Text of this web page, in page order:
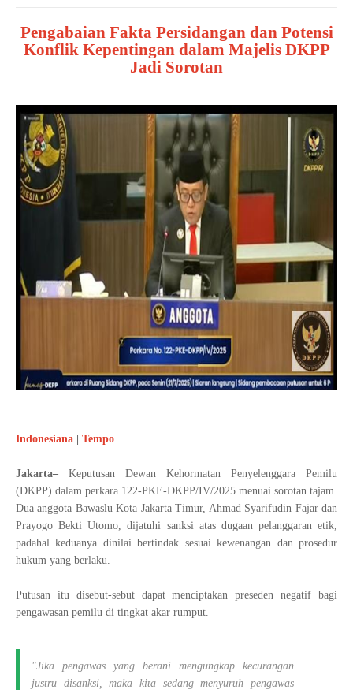
Pengabaian Fakta Persidangan dan Potensi
Konflik Kepentingan dalam Majelis DKPP
Jadi Sorotan
Indonesiana Tempo
Jakarta– Keputusan Dewan Kehormatan Penyelenggara Pemilu
(DKPP) dalam perkara 122-PKE-DKPP/IV/2025 menuai sorotan tajam.
Dua anggota Bawaslu Kota Jakarta Timur, Ahmad Syarifudin Fajar dan
Prayogo Bekti Utomo, dijatuhi sanksi atas dugaan pelanggaran etik,
padahal keduanya dinilai bertindak sesuai kewenangan dan prosedur
hukum yang berlaku.
Putusan itu disebut-sebut dapat menciptakan preseden negatif bagi
pengawasan pemilu di tingkat akar rumput.
"Jika pengawas yang berani mengungkap kecurangan
justru disanksi, maka kita sedang menyuruh pengawas